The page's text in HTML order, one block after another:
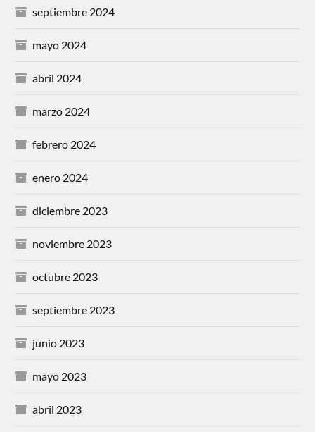
septiembre 2024
mayo 2024
abril 2024
marzo 2024
febrero 2024
enero 2024
diciembre 2023
noviembre 2023
octubre 2023
septiembre 2023
junio 2023
mayo 2023
abril 2023